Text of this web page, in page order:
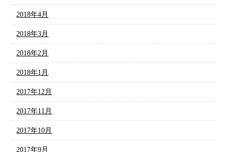
2018年4月
2018年3月
2018年2月
2018年1月
2017年12月
2017年11月
2017年10月
2017年9月